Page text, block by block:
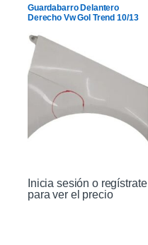
Guardabarro Delantero
Derecho Vw Gol Trend 10/13
Inicia sesión o regístrate
para ver el precio